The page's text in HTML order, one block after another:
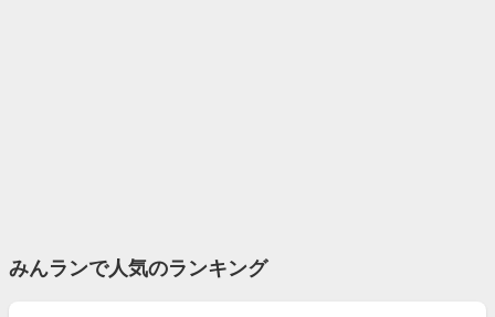
みんランで人気のランキング